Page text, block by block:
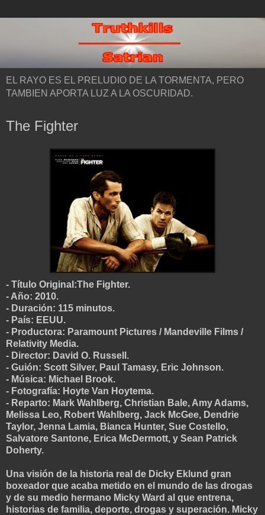
EL RAYO ES EL PRELUDIO DE LA TORMENTA, PERO
TAMBIEN APORTA LUZ A LA OSCURIDAD.
The Fighter
- Título Original:The Fighter.
- Año: 2010.
- Duración: 115 minutos.
- País: EEUU.
- Productora: Paramount Pictures / Mandeville Films /
Rel ativity Media.
- Director: David O. Russell.
- Guión: Scott Silver, Paul Tamasy, Eric Johnson.
- Música: Michael Brook.
- Fotografía: Hoyte Van Hoytema.
- Reparto: Mark Wahlberg, Christian Bale, Amy Adams,
Me lissa Leo, Robert Wahlberg, Jack McGee, Dendrie
Taylor, Jenna Lamia, Bianca Hunter, Sue Costello,
Salvatore Santone, Erica McDermott, y Sean Patrick
Doherty.
Una visión de la historia real de Dicky Eklund gran
boxeador que acaba metido en el mundo de las drogas
y de su medio hermano Micky Ward al que entrena,
historias de familia, deporte, drogas y superación. Micky